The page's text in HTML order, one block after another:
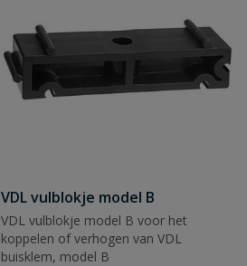
VDL vulblokje model B
VDL vulblokje model B voor het
koppelen of verhogen van VDL
buisklem, model B